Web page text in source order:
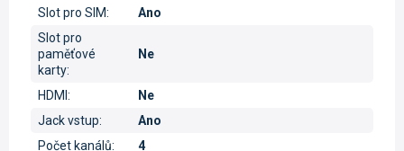
Slot pro SIM:
Ano
Slot pro
paměťové
karty:
Ne
HDMI :
Ne
Jack vstup:
Ano
Počet kanálů:
4